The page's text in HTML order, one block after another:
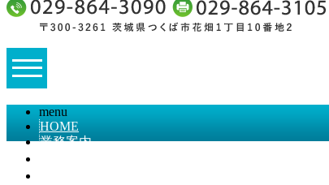
menu
HOME
業務案内